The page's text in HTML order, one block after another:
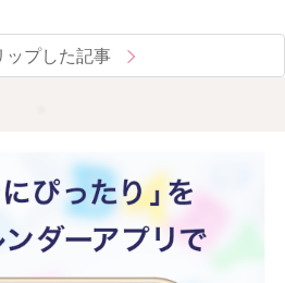
ップした記事